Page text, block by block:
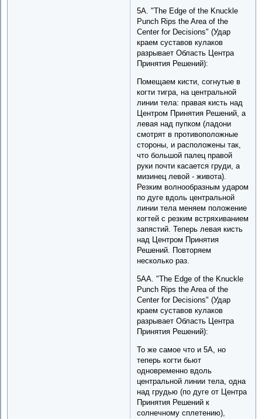
5A. "The Edge of the Knuckle
Punch Rips the Area of the
Center for Decisions" (Удар
краем суставов кулаков
разрывает Область Центра
Принятия Решений):
Помещаем кисти, согнутые в
когти тигра, на центральной
линии тела: правая кисть над
Центром Принятия Решений, а
левая над пупком (ладони
смотрят в противоположные
стороны, и расположены так,
что большой палец правой
руки почти касается груди, а
мизинец левой - живота).
Резким волнообразным ударом
по дуге вдоль центральной
линии тела меняем положение
когтей с резким встряхиванием
запястий. Теперь левая кисть
над Центром Принятия
Решений. Повторяем
несколько раз.
5AA. "The Edge of the Knuckle
Punch Rips the Area of the
Center for Decisions" (Удар
краем суставов кулаков
разрывает Область Центра
Принятия Решений):
То же самое что и 5A, но
теперь когти бьют
одновременно вдоль
центральной линии тела, одна
над грудью (по дуге от Центра
Принятия Решений к
солнечному сплетению),